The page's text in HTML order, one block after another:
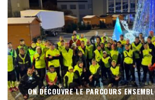
ON DÉCOUVRE LE PARCOURS